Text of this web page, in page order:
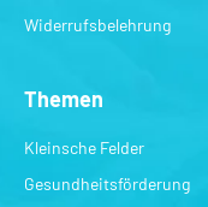
Widerrufsbelehrung
Themen
Kleinsche Felder
Gesundheitsförderung